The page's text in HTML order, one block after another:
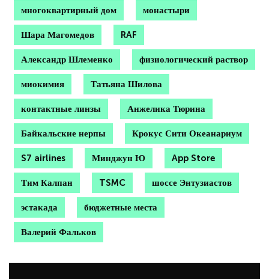
многоквартирный дом монастыри
Шара Магомедов RAF
Александр Шлеменко физиологический раствор
миокимия Татьяна Шилова
контактные линзы Анжелика Тюрина
Байкальские нерпы Крокус Сити Океанариум
S7 airlines Минджун Ю App Store
Тим Калпан TSMC шоссе Энтузиастов
эстакада бюджетные места
Валерий Фальков